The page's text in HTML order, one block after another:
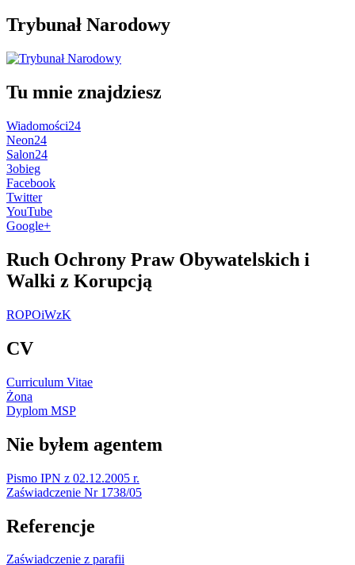
Trybunał Narodowy
Tu mnie znajdziesz
Wiadomości24
Neon24
Salon24
3obieg
Facebook
Twitter
YouTube
Google+
Ruch Ochrony Praw Obywatelskich i
Walki z Korupcją
ROPOiWzK
CV
Curriculum Vitae
Żona
Dyplom MSP
Nie byłem agentem
Pismo IPN z 02.12.2005 r.
Zaświadczenie Nr 1738/05
Referencje
Zaświadczenie z parafii